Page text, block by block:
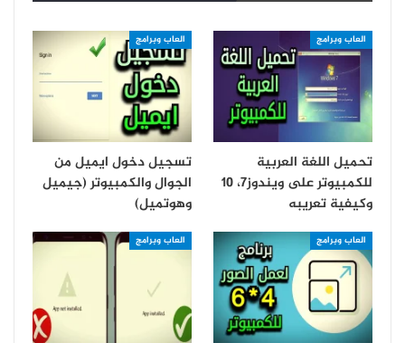
العاب وبرامج
تحميل اللغة العربية
للكمبيوتر على ويندوز7، 10
وكيفية تعريبه
العاب وبرامج
تسجيل دخول ايميل من
الجوال والكمبيوتر (جيميل
وهوتميل)
العاب وبرامج العاب وبرامج